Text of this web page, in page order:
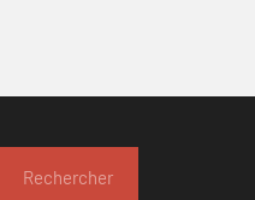
Rechercher